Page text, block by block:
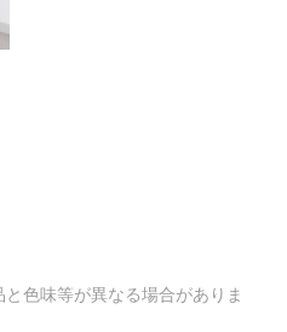
色味等が異なる場合がありま